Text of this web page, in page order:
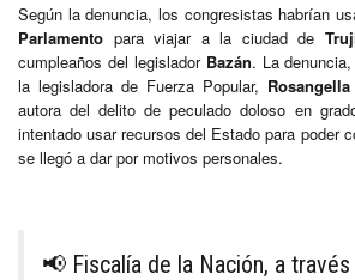
Según la denuncia, los congresistas habrían
Parlamento para viajar a la ciudad de
cumpleaños del legislador Bazán. La
la legisladora de Fuerza Popular,
autora del delito de peculado doloso en
intentado usar recursos del Estado para poder
se llegó a dar por motivos personales.
📢 Fiscalía de la Nación, a